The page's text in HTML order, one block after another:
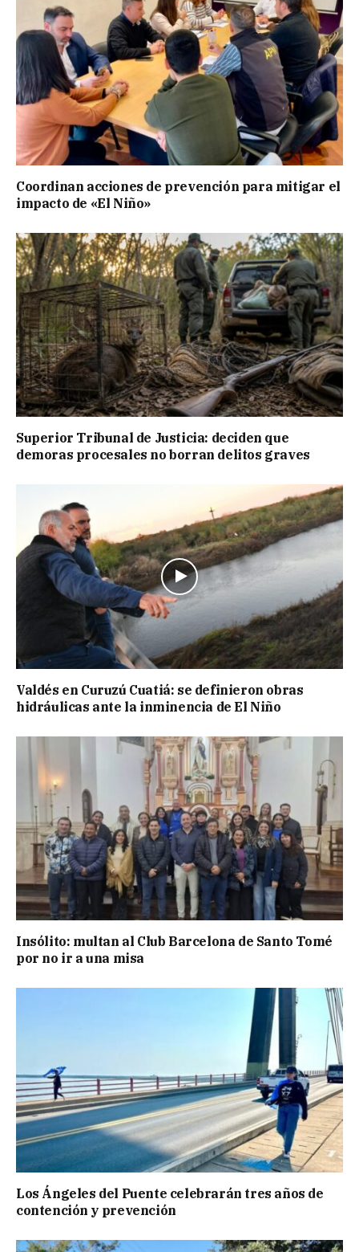
Coordinan acciones de prevención para mitigar el
impacto de «El Niño»
Superior Tribunal de Justicia: deciden que
demoras procesales no borran delitos graves
Valdés en Curuzú Cuatiá: se definieron obras
hidráulicas ante la inminencia de El Niño
Insólito: multan al Club Barcelona de Santo Tomé
por no ir a una misa
Los Ángeles del Puente celebrarán tres años de
contención y prevención